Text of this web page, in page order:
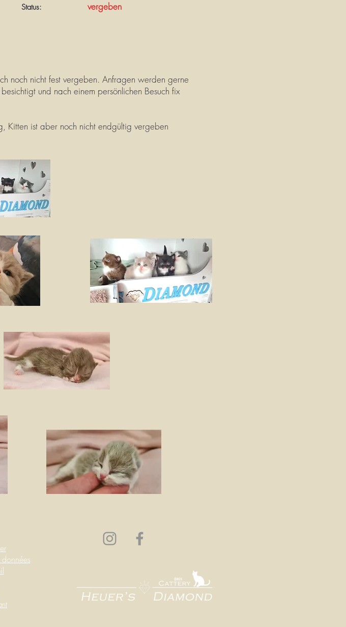
Status: vergeben
noch nicht fest vergeben. Anfragen werden gerne
und nach einem persönlichen Besuch fix
Kitten ist aber noch nicht endgültig vergeben